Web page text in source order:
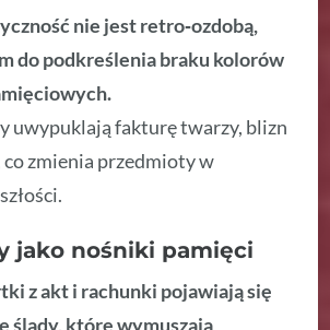
nie jest retro‑ozdobą,
do podkreślenia braku kolorów
uwypuklają fakturę twarzy, blizn
zmienia przedmioty w
jako nośniki pamięci
z akt i rachunki pojawiają się
ślady, które wymuszają